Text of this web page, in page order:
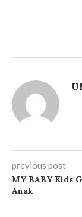
previous post
MY BABY Kids
Anak